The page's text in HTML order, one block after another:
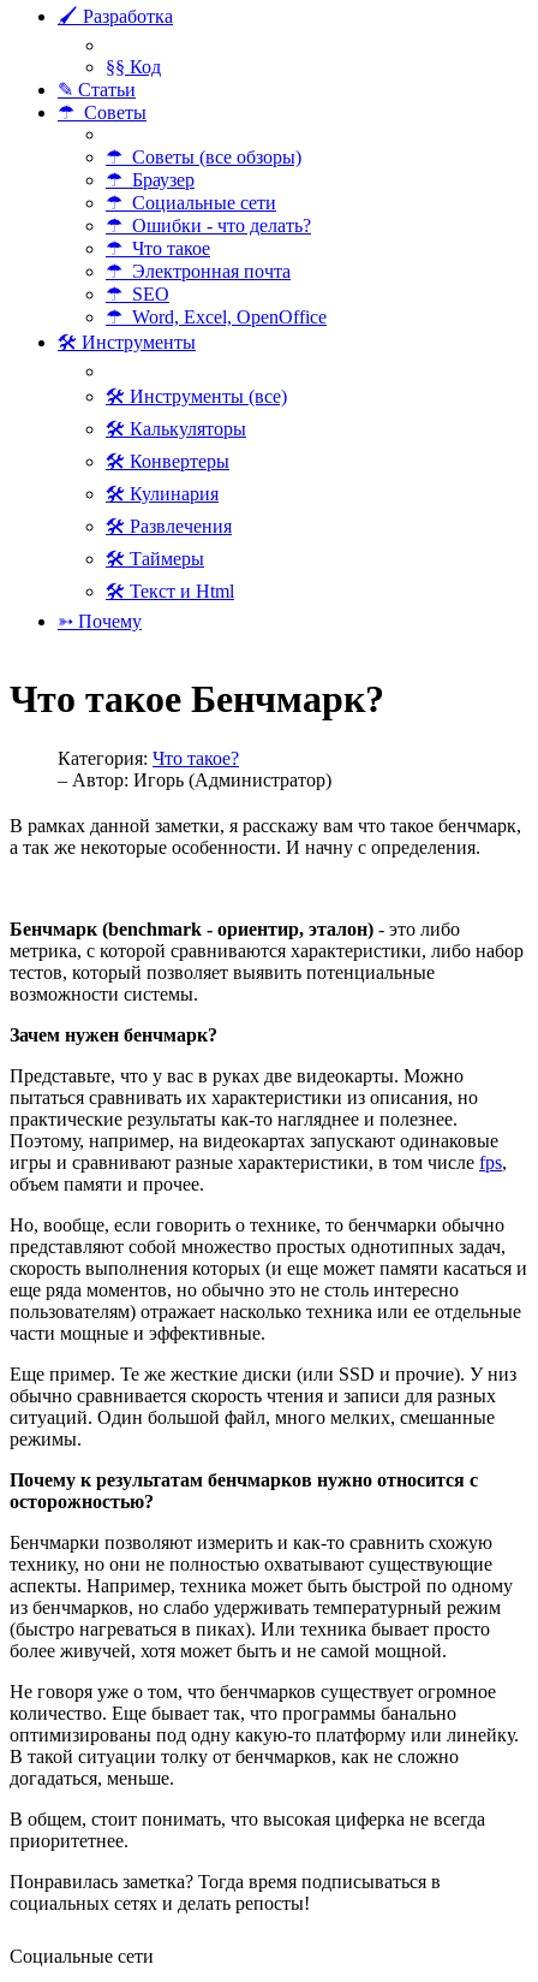
🖌 Разработка
§§ Код
✎ Статьи
☂ Советы
☂ Советы (все обзоры)
☂ Браузер
☂ Социальные сети
☂ Ошибки - что делать?
☂ Что такое
☂ Электронная почта
☂ SEO
☂ Word, Excel, OpenOffice
🛠 Инструменты
🛠 Инструменты (все)
🛠 Калькуляторы
🛠 Конвертеры
🛠 Кулинария
🛠 Развлечения
🛠 Таймеры
🛠 Текст и Html
➳ Почему
Что такое Бенчмарк?
Категория: Что такое?
– Автор: Игорь (Администратор)
В рамках данной заметки, я расскажу вам что такое бенчмарк,
а так же некоторые особенности. И начну с определения.
Бенчмарк (benchmark - ориентир, эталон) - это либо
метрика, с которой сравниваются характеристики, либо набор
тестов, который позволяет выявить потенциальные
возможности системы.
Зачем нужен бенчмарк?
Представьте, что у вас в руках две видеокарты. Можно
пытаться сравнивать их характеристики из описания, но
практические результаты как-то нагляднее и полезнее.
Поэтому, например, на видеокартах запускают одинаковые
игры и сравнивают разные характеристики, в том числе fps,
объем памяти и прочее.
Но, вообще, если говорить о технике, то бенчмарки обычно
представляют собой множество простых однотипных задач,
скорость выполнения которых (и еще может памяти касаться и
еще ряда моментов, но обычно это не столь интересно
пользователям) отражает насколько техника или ее отдельные
части мощные и эффективные.
Еще пример. Те же жесткие диски (или SSD и прочие). У низ
обычно сравнивается скорость чтения и записи для разных
ситуаций. Один большой файл, много мелких, смешанные
режимы.
Почему к результатам бенчмарков нужно относится с
осторожностью?
Бенчмарки позволяют измерить и как-то сравнить схожую
технику, но они не полностью охватывают существующие
аспекты. Например, техника может быть быстрой по одному
из бенчмарков, но слабо удерживать температурный режим
(быстро нагреваться в пиках). Или техника бывает просто
более живучей, хотя может быть и не самой мощной.
Не говоря уже о том, что бенчмарков существует огромное
количество. Еще бывает так, что программы банально
оптимизированы под одну какую-то платформу или линейку.
В такой ситуации толку от бенчмарков, как не сложно
догадаться, меньше.
В общем, стоит понимать, что высокая циферка не всегда
приоритетнее.
Понравилась заметка? Тогда время подписываться в
социальных сетях и делать репосты!
Социальные сети